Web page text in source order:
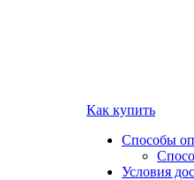
Как купить
Способы
Условия